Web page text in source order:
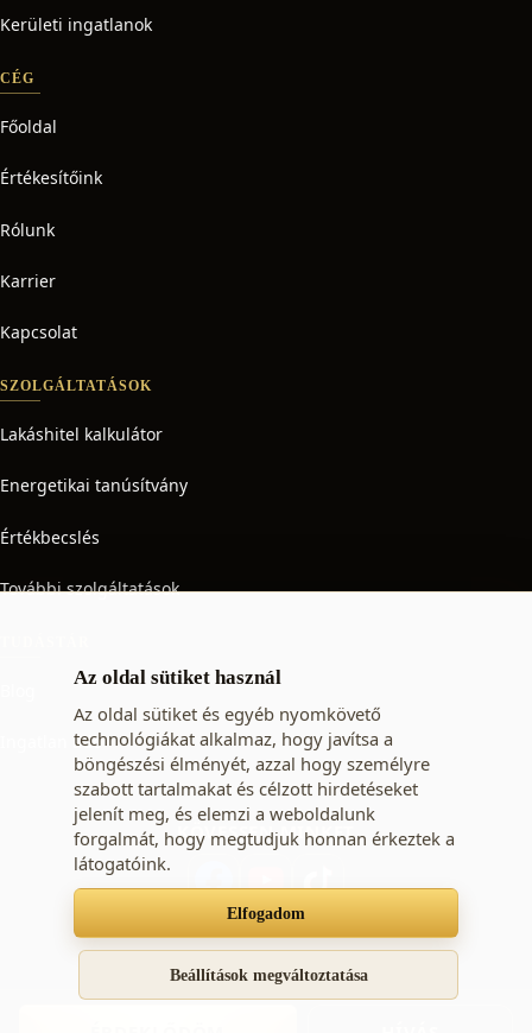
Az oldal sütiket használ
Az oldal sütiket és egyéb nyomkövető
technológiákat alkalmaz, hogy javítsa a
böngészési élményét, azzal hogy személyre
szabott tartalmakat és célzott hirdetéseket
jelenít meg, és elemzi a weboldalunk
forgalmát, hogy megtudjuk honnan érkeztek a
látogatóink.
Elfogadom
Beállítások megváltoztatása
Kerületi ingatlanok
CÉG
Főoldal
Értékesítőink
Rólunk
Karrier
Kapcsolat
SZOLGÁLTATÁSOK
Lakáshitel kalkulátor
Energetikai tanúsítvány
Értékbecslés
További szolgáltatások
Ingatlan adó
KÖVESSEN MINKET
Süti beállításokAdatkezelési tájékoztató